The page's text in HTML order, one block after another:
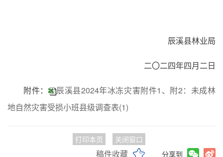
辰溪县林业局
二〇二四年四月二日
附件：
辰溪县2024年冰冻灾害附件1、附2：未成林
地自然灾害受损小班县级调查表(1)
打印本页 关闭窗口
稿件收藏 分享到